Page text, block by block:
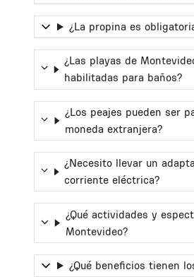
¿La propina es
¿Las playas de
habilitadas para baños?
¿Los peajes pueden ser
moneda extranjera?
¿Necesito llevar un
corriente eléctrica?
¿Qué actividades y
Montevideo?
¿Qué beneficios tienen